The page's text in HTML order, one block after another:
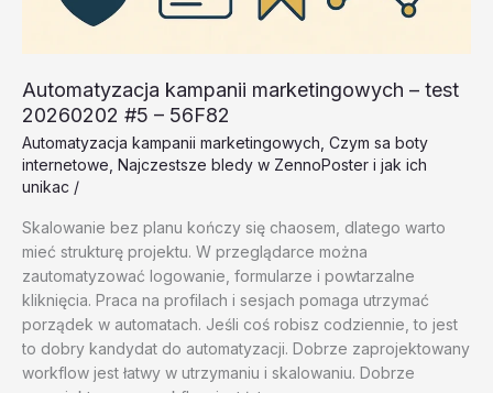
Automatyzacja kampanii marketingowych – test
20260202 #5 – 56F82
Automatyzacja kampanii marketingowych Czym sa boty
internetowe Najczestsze bledy w ZennoPoster i jak ich
unikac /
Skalowanie bez planu kończy się chaosem, dlatego warto
mieć strukturę projektu. W przeglądarce można
zautomatyzować logowanie, formularze i powtarzalne
kliknięcia. Praca na profilach i sesjach pomaga utrzymać
porządek w automatach. Jeśli coś robisz codziennie, to jest
to dobry kandydat do automatyzacji. Dobrze zaprojektowany
workflow jest łatwy w utrzymaniu i skalowaniu. Dobrze